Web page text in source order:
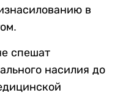
в
спешат
насилия до